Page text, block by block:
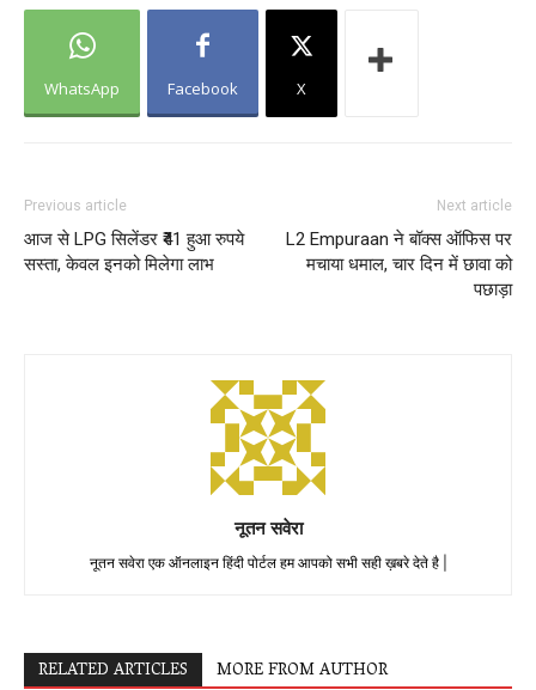
WhatsApp Facebook X
Previous article
आज से LPG सिलेंडर ₹41 हुआ रुपये
सस्ता, केवल इनको मिलेगा लाभ
Next article
L2 Empuraan ने बॉक्स ऑफिस पर
मचाया धमाल, चार दिन में छावा को
पछाड़ा
नूतन सवेरा
नूतन सवेरा एक ऑनलाइन हिंदी पोर्टल हम आपको सभी सही ख़बरे देते है |
RELATED ARTICLES MORE FROM AUTHOR